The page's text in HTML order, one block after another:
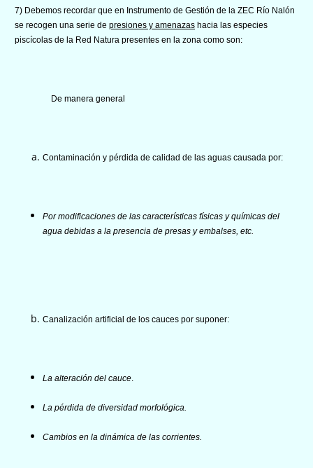
7) Debemos recordar que en Instrumento de Gestión de la ZEC Río Nalón
se recogen una serie de presiones y amenazas hacia las especies
piscícolas de la Red Natura presentes en la zona como son:
De manera general
Contaminación y pérdida de calidad de las aguas causada por:
Por modificaciones de las características físicas y químicas del
agua debidas a la presencia de presas y embalses, etc.
Canalización artificial de los cauces por suponer:
La alteración del cauce
La pérdida de diversidad morfológica.
Cambios en la dinámica de las corrientes.